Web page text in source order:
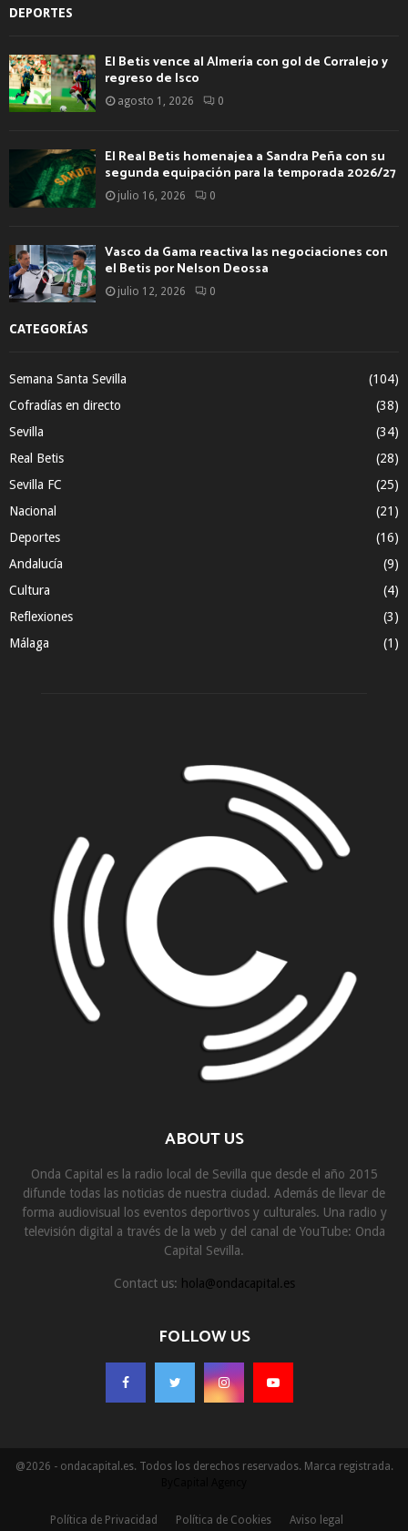
DEPORTES
El Betis vence al Almería con gol de Corralejo y
regreso de Isco
agosto 1, 2026 0
El Real Betis homenajea a Sandra Peña con su
segunda equipación para la temporada 2026/27
julio 16, 2026 0
Vasco da Gama reactiva las negociaciones con
el Betis por Nelson Deossa
julio 12, 2026 0
CATEGORÍAS
Semana Santa Sevilla
(104)
Cofradías en directo
(38)
Sevilla
(34)
Real Betis
(28)
Sevilla FC
(25)
Nacional
(21)
Deportes
(16)
Andalucía
(9)
Cultura
(4)
Reflexiones
(3)
Málaga
(1)
ABOUT US
Onda Capital es la radio local de Sevilla que desde el año 2015
difunde todas las noticias de nuestra ciudad. Además de llevar de
forma audiovisual los eventos deportivos y culturales. Una radio y
televisión digital a través de la web y del canal de YouTube: Onda
Capital Sevilla.
Contact us: hola@ondacapital.es
FOLLOW US
@2026 - ondacapital.es. Todos los derechos reservados. Marca registrada.
Política de Privacidad Política de Cookies Aviso legal